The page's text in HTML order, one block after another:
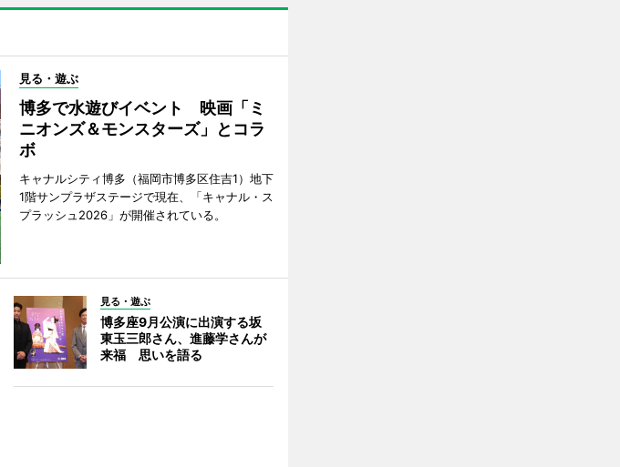
見る・遊ぶ
博多で水遊びイベント 映画「ミ
ニオンズ＆モンスターズ」とコラ
ボ
キャナルシティ博多（福岡市博多区住吉1）地下
1階サンプラザステージで現在、「キャナル・ス
プラッシュ2026」が開催されている。
見る・遊ぶ
博多座9月公演に出演する坂
東玉三郎さん、進藤学さんが
来福 思いを語る